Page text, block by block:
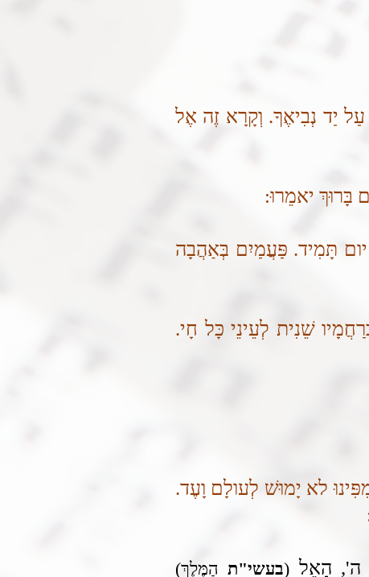
יַד נְבִיאֶךָ. וְקָרָא זֶה אֶל
בָּרוּךְ יאמֵרוּ:
תָּמִיד. פַּעֲמַיִם בְּאַהֲבָה
שֵׁנִית לְעֵינֵי כָּל חָי.
לא יָמוּשׁ לְעולָם וָעֶד.
ה', הָאֵל (בעשי"תהַמֶּלֶךְ)